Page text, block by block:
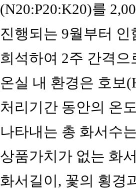
(N20:P20:K20)를
진행되는 9월부터
희석하여 2주 간격
온실 내 환경은 호보
처리기간 동안의 온
나타내는 총 화서수
상품가치가 없는 화
화서길이, 꽃의 횡경